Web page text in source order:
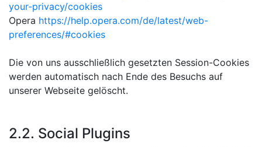
your-privacy/cookies
Opera https://help.opera.com/de/latest/web-
preferences/#cookies
Die von uns ausschließlich gesetzten Session-Cookies
werden automatisch nach Ende des Besuchs auf
unserer Webseite gelöscht.
2.2. Social Plugins